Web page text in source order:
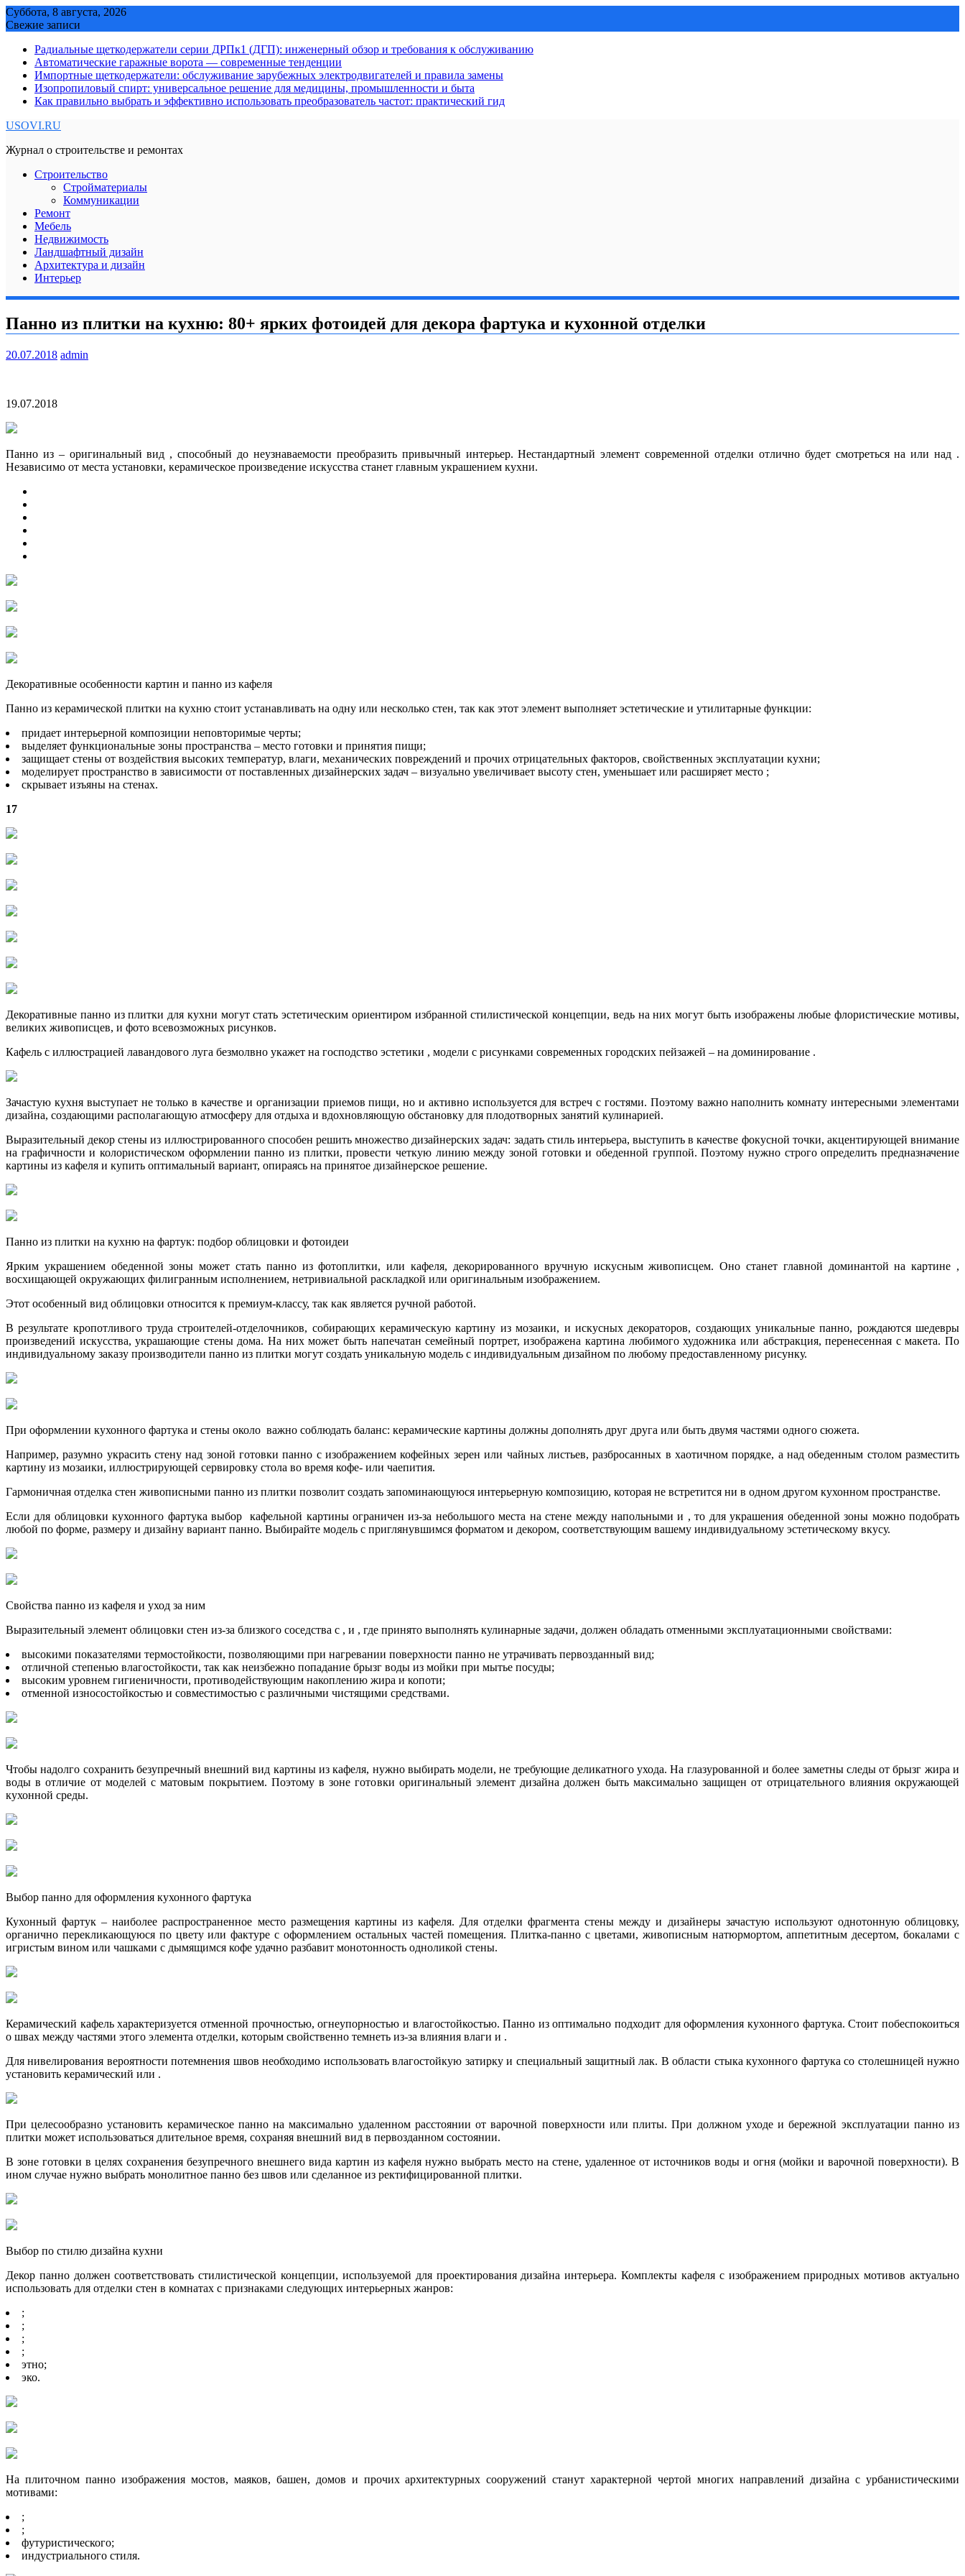
Skip
to
Суббота, 8 августа, 2026
Свежие записи
Радиальные щеткодержатели серии ДРПк1 (ДГП): инженерный обзор и требования к обслуживанию
Автоматические гаражные ворота — современные тенденции
Импортные щеткодержатели: обслуживание зарубежных электродвигателей и правила замены
Изопропиловый спирт: универсальное решение для медицины, промышленности и быта
Как правильно выбрать и эффективно использовать преобразователь частот: практический гид
USOVI.RU
Журнал о строительстве и ремонтах
Строительство
Стройматериалы
Коммуникации
Ремонт
Мебель
Недвижимость
Ландшафтный дизайн
Архитектура и дизайн
Интерьер
Панно из плитки на кухню: 80+ ярких фотоидей для декора фартука и кухонной отделки
20.07.2018 admin
19.07.2018
Панно из – оригинальный вид , способный до неузнаваемости преобразить привычный интерьер. Нестандартный элемент современной отделки отлично будет смотреться на или над .
Независимо от места установки, керамическое произведение искусства станет главным украшением кухни.
Декоративные особенности картин и панно из кафеля
Панно из керамической плитки на кухню стоит устанавливать на одну или несколько стен, так как этот элемент выполняет эстетические и утилитарные функции:
придает интерьерной композиции неповторимые черты;
выделяет функциональные зоны пространства – место готовки и принятия пищи;
защищает стены от воздействия высоких температур, влаги, механических повреждений и прочих отрицательных факторов, свойственных эксплуатации кухни;
моделирует пространство в зависимости от поставленных дизайнерских задач – визуально увеличивает высоту стен, уменьшает или расширяет место ;
скрывает изъяны на стенах.
17
Декоративные панно из плитки для кухни могут стать эстетическим ориентиром избранной стилистической концепции, ведь на них могут быть изображены любые флористические мотивы,
великих живописцев, и фото всевозможных рисунков.
Кафель с иллюстрацией лавандового луга безмолвно укажет на господство эстетики , модели с рисунками современных городских пейзажей – на доминирование .
Зачастую кухня выступает не только в качестве и организации приемов пищи, но и активно используется для встреч с гостями. Поэтому важно наполнить комнату интересными элементами
дизайна, создающими располагающую атмосферу для отдыха и вдохновляющую обстановку для плодотворных занятий кулинарией.
Выразительный декор стены из иллюстрированного способен решить множество дизайнерских задач: задать стиль интерьера, выступить в качестве фокусной точки, акцентирующей внимание
на графичности и колористическом оформлении панно из плитки, провести четкую линию между зоной готовки и обеденной группой. Поэтому нужно строго определить предназначение
картины из кафеля и купить оптимальный вариант, опираясь на принятое дизайнерское решение.
Панно из плитки на кухню на фартук: подбор облицовки и фотоидеи
Ярким украшением обеденной зоны может стать панно из фотоплитки, или кафеля, декорированного вручную искусным живописцем. Оно станет главной доминантой на картине ,
восхищающей окружающих филигранным исполнением, нетривиальной раскладкой или оригинальным изображением.
Этот особенный вид облицовки относится к премиум-классу, так как является ручной работой.
В результате кропотливого труда строителей-отделочников, собирающих керамическую картину из мозаики, и искусных декораторов, создающих уникальные панно, рождаются шедевры
произведений искусства, украшающие стены дома. На них может быть напечатан семейный портрет, изображена картина любимого художника или абстракция, перенесенная с макета. По
индивидуальному заказу производители панно из плитки могут создать уникальную модель с индивидуальным дизайном по любому предоставленному рисунку.
При оформлении кухонного фартука и стены около важно соблюдать баланс: керамические картины должны дополнять друг друга или быть двумя частями одного сюжета.
Например, разумно украсить стену над зоной готовки панно с изображением кофейных зерен или чайных листьев, разбросанных в хаотичном порядке, а над обеденным столом разместить
картину из мозаики, иллюстрирующей сервировку стола во время кофе- или чаепития.
Гармоничная отделка стен живописными панно из плитки позволит создать запоминающуюся интерьерную композицию, которая не встретится ни в одном другом кухонном пространстве.
Если для облицовки кухонного фартука выбор кафельной картины ограничен из-за небольшого места на стене между напольными и , то для украшения обеденной зоны можно подобрать
любой по форме, размеру и дизайну вариант панно. Выбирайте модель с приглянувшимся форматом и декором, соответствующим вашему индивидуальному эстетическому вкусу.
Свойства панно из кафеля и уход за ним
Выразительный элемент облицовки стен из-за близкого соседства с , и , где принято выполнять кулинарные задачи, должен обладать отменными эксплуатационными свойствами:
высокими показателями термостойкости, позволяющими при нагревании поверхности панно не утрачивать первозданный вид;
отличной степенью влагостойкости, так как неизбежно попадание брызг воды из мойки при мытье посуды;
высоким уровнем гигиеничности, противодействующим накоплению жира и копоти;
отменной износостойкостью и совместимостью с различными чистящими средствами.
Чтобы надолго сохранить безупречный внешний вид картины из кафеля, нужно выбирать модели, не требующие деликатного ухода. На глазурованной и более заметны следы от брызг жира и
воды в отличие от моделей с матовым покрытием. Поэтому в зоне готовки оригинальный элемент дизайна должен быть максимально защищен от отрицательного влияния окружающей
кухонной среды.
Выбор панно для оформления кухонного фартука
Кухонный фартук – наиболее распространенное место размещения картины из кафеля. Для отделки фрагмента стены между и дизайнеры зачастую используют однотонную облицовку,
органично перекликающуюся по цвету или фактуре с оформлением остальных частей помещения. Плитка-панно с цветами, живописным натюрмортом, аппетитным десертом, бокалами с
игристым вином или чашками с дымящимся кофе удачно разбавит монотонность одноликой стены.
Керамический кафель характеризуется отменной прочностью, огнеупорностью и влагостойкостью. Панно из оптимально подходит для оформления кухонного фартука. Стоит побеспокоиться
о швах между частями этого элемента отделки, которым свойственно темнеть из-за влияния влаги и .
Для нивелирования вероятности потемнения швов необходимо использовать влагостойкую затирку и специальный защитный лак. В области стыка кухонного фартука со столешницей нужно
установить керамический или .
При целесообразно установить керамическое панно на максимально удаленном расстоянии от варочной поверхности или плиты. При должном уходе и бережной эксплуатации панно из
плитки может использоваться длительное время, сохраняя внешний вид в первозданном состоянии.
В зоне готовки в целях сохранения безупречного внешнего вида картин из кафеля нужно выбрать место на стене, удаленное от источников воды и огня (мойки и варочной поверхности). В
ином случае нужно выбрать монолитное панно без швов или сделанное из ректифицированной плитки.
Выбор по стилю дизайна кухни
Декор панно должен соответствовать стилистической концепции, используемой для проектирования дизайна интерьера. Комплекты кафеля с изображением природных мотивов актуально
использовать для отделки стен в комнатах с признаками следующих интерьерных жанров:
;
;
;
;
этно;
эко.
На плиточном панно изображения мостов, маяков, башен, домов и прочих архитектурных сооружений станут характерной чертой многих направлений дизайна с урбанистическими
мотивами:
;
;
футуристического;
индустриального стиля.